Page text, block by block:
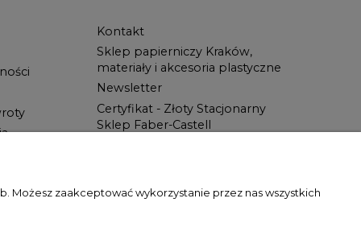
Kontakt
Sklep papierniczy Kraków,
materiały i akcesoria plastyczne
Newsletter
Certyfikat - Złoty Stacjonarny
Sklep Faber-Castell
Wszystko dla ucznia w Świat
Artysty!
Możesz zaakceptować wykorzystanie przez nas wszystkich